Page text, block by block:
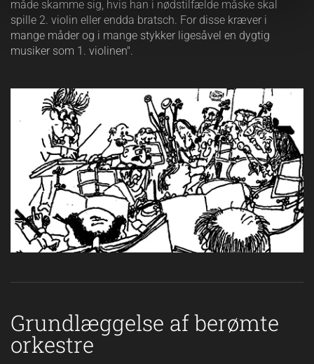
måde skamme sig, hvis han i nødstilfælde måske skal
spille 2. violin eller endda bratsch. For disse kræver i
mange måder og i mange stykker ligesåvel en dygtig
musiker som 1. violinen".
Grundlæggelse af berømte
orkestre